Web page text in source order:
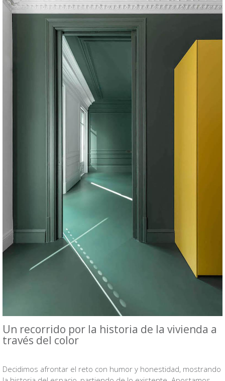
Un recorrido por la historia de la vivienda a
través del color
Decidimos afrontar el reto con humor y honestidad, mostrando